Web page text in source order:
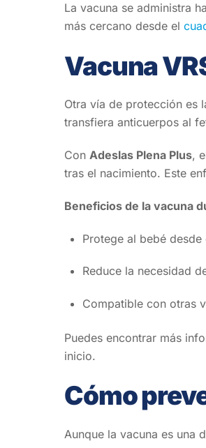
La vacuna se administra
más cercano desde el
Vacuna
Otra vía de protección es
transfiera anticuerpos al
Con Adeslas Plena Plus,
tras el nacimiento. Este
Beneficios de la vacuna
Protege al bebé
Reduce la necesidad
Compatible con otras
Puedes encontrar más
inicio.
Cómo
Aunque la vacuna es una